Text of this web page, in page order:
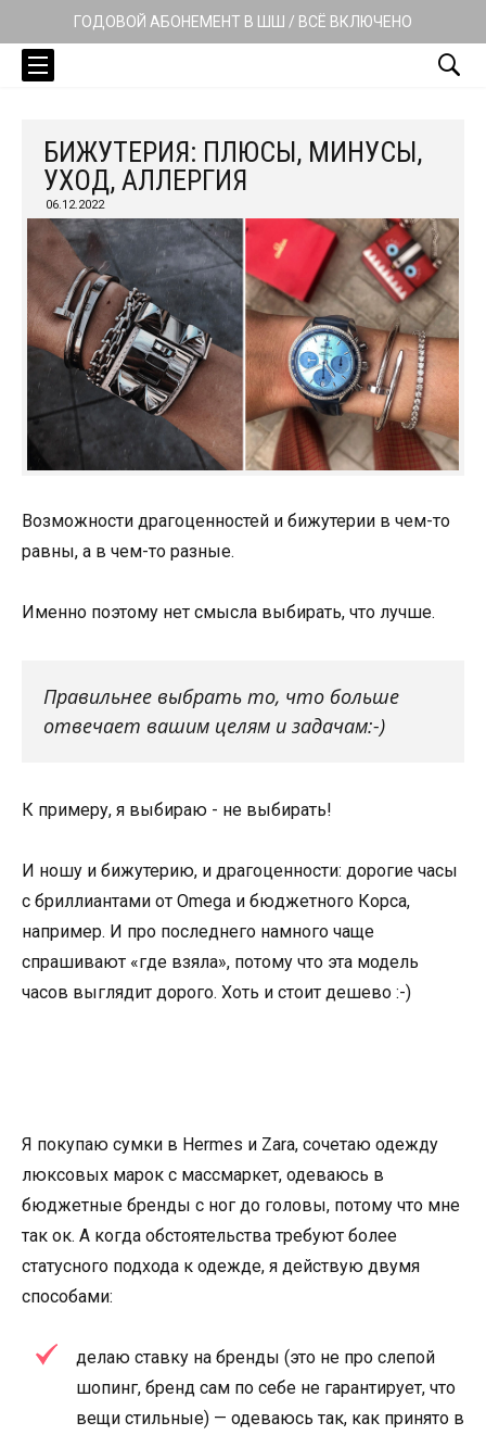
ГОДОВОЙ АБОНЕМЕНТ В ШШ / ВСЁ ВКЛЮЧЕНО
БИЖУТЕРИЯ: ПЛЮСЫ, МИНУСЫ,
УХОД, АЛЛЕРГИЯ
06.12.2022
Возможности драгоценностей и бижутерии в чем-то
равны, а в чем-то разные.
Именно поэтому нет смысла выбирать, что лучше.
Правильнее выбрать то, что больше
отвечает вашим целям и задачам:-)
К примеру, я выбираю - не выбирать!
И ношу и бижутерию, и драгоценности: дорогие часы
с бриллиантами от Omega и бюджетного Корса,
например. И про последнего намного чаще
спрашивают «где взяла», потому что эта модель
часов выглядит дорого. Хоть и стоит дешево :-)
Я покупаю сумки в Hermes и Zara, сочетаю одежду
люксовых марок с массмаркет, одеваюсь в
бюджетные бренды с ног до головы, потому что мне
так ок. А когда обстоятельства требуют более
статусного подхода к одежде, я действую двумя
способами:
делаю ставку на бренды (это не про слепой
шопинг, бренд сам по себе не гарантирует, что
вещи стильные) — одеваюсь так, как принято в